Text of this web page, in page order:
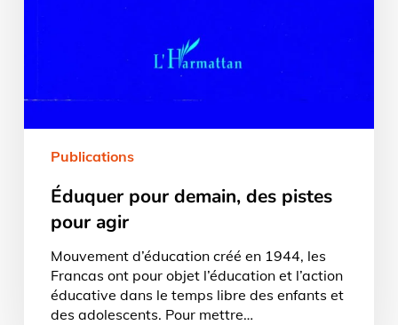
Publications
Éduquer pour demain, des pistes
pour agir
Mouvement d’éducation créé en 1944, les
Francas ont pour objet l’éducation et l’action
éducative dans le temps libre des enfants et
des adolescents. Pour mettre…